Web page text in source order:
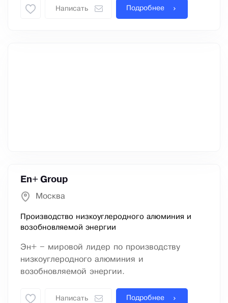
Написать Подробнее
En+ Group
Москва
Производство низкоуглеродного алюминия и
возобновляемой энергии
Эн+ – мировой лидер по производству
низкоуглеродного алюминия и
возобновляемой энергии.
Написать Подробнее